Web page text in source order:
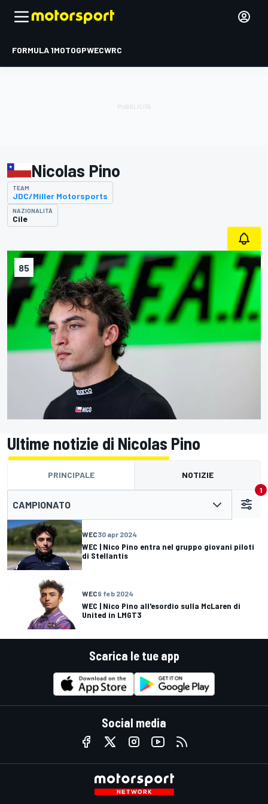
FORMULA 1MOTOGPWECWRC
85
Nicolas Pino
TEAM
JDC/Miller Motorsports
NAZIONALITÀ
Cile
Ultime notizie di Nicolas Pino
PRINCIPALE NOTIZIE
CAMPIONATO
1
WEC30 apr 2024
WEC | Nico Pino entra nel gruppo giovani piloti
di Stellantis
WEC9 feb 2024
WEC | Nico Pino all'esordio sulla McLaren di
United in LMGT3
Scarica le tue app
Social media